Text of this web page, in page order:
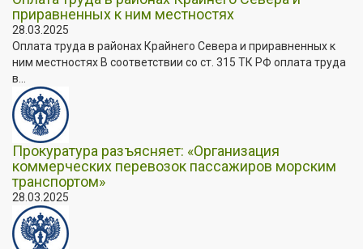
приравненных к ним местностях
28.03.2025
Оплата труда в районах Крайнего Севера и приравненных к
ним местностях В соответствии со ст. 315 ТК РФ оплата труда
в...
Прокуратура разъясняет: «Организация
коммерческих перевозок пассажиров морским
транспортом»
28.03.2025